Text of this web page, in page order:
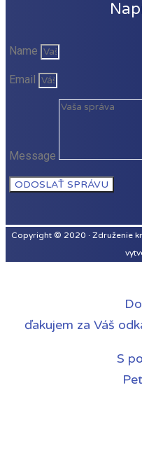
Name
Email
Message
ODOSLAŤ SPRÁVU
Copyright © 2020 · Združenie
ďakujem za Váš
S